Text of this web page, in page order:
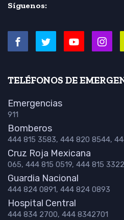
Síguenos:
TELÉFONOS DE
Emergencias
911
Bomberos
444 815 3583, 444 820 8544,
Cruz Roja Mexicana
065, 444 815 0519, 444 815
Guardia Nacional
444 824 0891, 444 824 0893
Hospital Central
444 834 2700, 444 8342701